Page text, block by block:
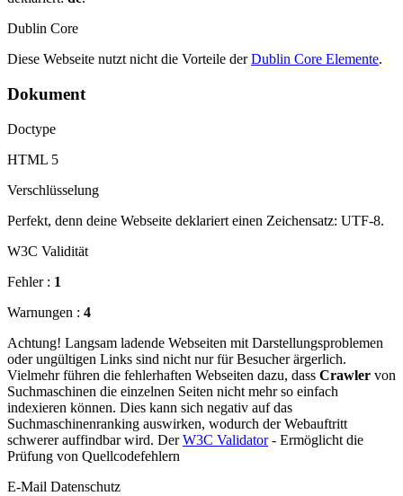
Dublin Core
Diese Webseite nutzt nicht die Vorteile derDublin Core Elemente.
Dokument
Doctype
HTML 5
Verschlüsselung
Perfekt, denn deine Webseite deklariert einen Zeichensatz: UTF-8.
W3C Validität
Fehler : 1
Warnungen : 4
Achtung! Langsam ladende Webseiten mit Darstellungsproblemen
oder ungültigen Links sind nicht nur für Besucher ärgerlich.
Vielmehr führen die fehlerhaften Webseiten dazu, dass Crawler von
Suchmaschinen die einzelnen Seiten nicht mehr so einfach
indexieren können. Dies kann sich negativ auf das
Suchmaschinenranking auswirken, wodurch der Webauftritt
schwerer auffindbar wird. DerW3C Validator- Ermöglicht die
Prüfung von Quellcodefehlern
E-Mail Datenschutz